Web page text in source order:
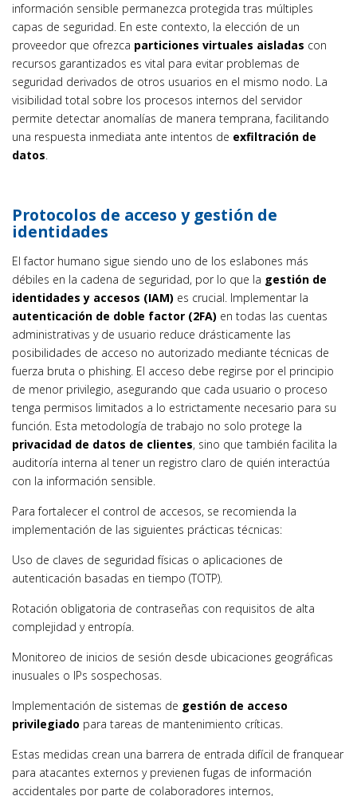
información sensible permanezca protegida tras múltiples
capas de seguridad. En este contexto, la elección de un
proveedor que ofrezca particiones virtuales aisladas con
recursos garantizados es vital para evitar problemas de
seguridad derivados de otros usuarios en el mismo nodo. La
visibilidad total sobre los procesos internos del servidor
permite detectar anomalías de manera temprana, facilitando
una respuesta inmediata ante intentos de exfiltración de
datos.
Protocolos de acceso y gestión de
identidades
El factor humano sigue siendo uno de los eslabones más
débiles en la cadena de seguridad, por lo que la gestión de
identidades y accesos (IAM) es crucial. Implementar la
autenticación de doble factor (2FA) en todas las cuentas
administrativas y de usuario reduce drásticamente las
posibilidades de acceso no autorizado mediante técnicas de
fuerza bruta o phishing. El acceso debe regirse por el principio
de menor privilegio, asegurando que cada usuario o proceso
tenga permisos limitados a lo estrictamente necesario para su
función. Esta metodología de trabajo no solo protege la
privacidad de datos de clientes, sino que también facilita la
auditoría interna al tener un registro claro de quién interactúa
con la información sensible.
Para fortalecer el control de accesos, se recomienda la
implementación de las siguientes prácticas técnicas:
Uso de claves de seguridad físicas o aplicaciones de
autenticación basadas en tiempo (TOTP).
Rotación obligatoria de contraseñas con requisitos de alta
complejidad y entropía.
Monitoreo de inicios de sesión desde ubicaciones geográficas
inusuales o IPs sospechosas.
Implementación de sistemas de gestión de acceso
privilegiado para tareas de mantenimiento críticas.
Estas medidas crean una barrera de entrada difícil de franquear
para atacantes externos y previenen fugas de información
accidentales por parte de colaboradores internos,